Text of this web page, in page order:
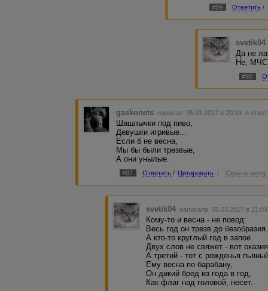
#89 Ответить /
svetik04
Да не
Не, МЧС
#90
gaskonets написал 05.03.2017 в 20:33 в
Шашлычки под пиво,
Девушки игривые...
Если б не весна,
Мы бы были трезвые,
А они унылые.
#97 Ответить / Цитировать / Скрыть ветку
svetik04 написала 05.03.2017 в
Кому-то и весна - не повод:
Весь год он трезв до безобразия.
А кто-то круглый год в запое
Двух слов не свяжет - вот
А третий - тот с рожденья
Ему весна по барабану,
Он дикий бред из года в год,
Как флаг над головой, несет.